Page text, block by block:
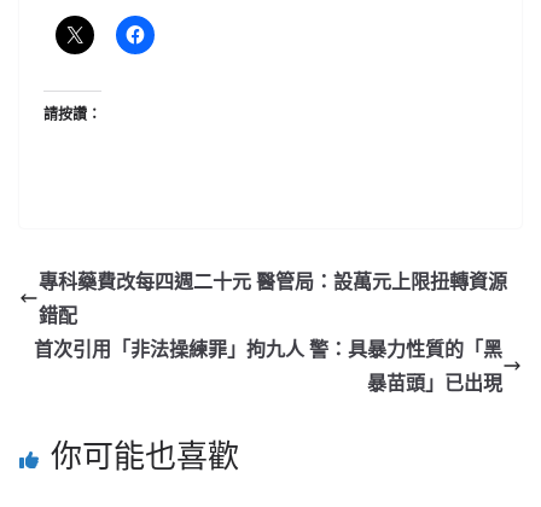
請按讚：
專科藥費改每四週二十元 醫管局：設萬元上限扭轉資源
錯配
首次引用「非法操練罪」拘九人 警：具暴力性質的「黑
暴苗頭」已出現
你可能也喜歡